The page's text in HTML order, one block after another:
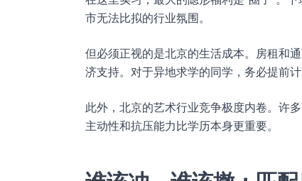
市无法比拟的行业氛围。
但必须正视的是北京的生活成本。房租和
济支持。对于异地求学的同学，务必提前计
此外，北京的艺术行业竞争极度内卷。许
主动性和抗压能力比学历本身更重要。